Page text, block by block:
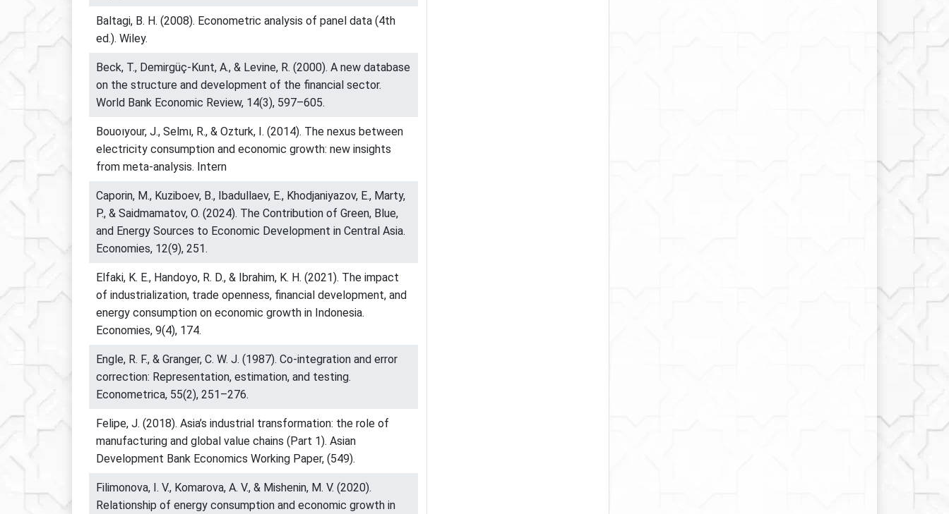
Baltagi, B. H. (2008). Econometric analysis of panel data (4th
ed.). Wiley.
Beck, T., Demirgüç-Kunt, A., & Levine, R. (2000). A new database
on the structure and development of the financial sector.
World Bank Economic Review, 14(3), 597–605.
Bouoıyour, J., Selmı, R., & Ozturk, I. (2014). The nexus between
electricity consumption and economic growth: new insights
from meta-analysis. Intern
Caporin, M., Kuziboev, B., Ibadullaev, E., Khodjaniyazov, E., Marty,
P., & Saidmamatov, O. (2024). The Contribution of Green, Blue,
and Energy Sources to Economic Development in Central Asia.
Economies, 12(9), 251.
Elfaki, K. E., Handoyo, R. D., & Ibrahim, K. H. (2021). The impact
of industrialization, trade openness, financial development, and
energy consumption on economic growth in Indonesia.
Economies, 9(4), 174.
Engle, R. F., & Granger, C. W. J. (1987). Co-integration and error
correction: Representation, estimation, and testing.
Econometrica, 55(2), 251–276.
Felipe, J. (2018). Asia’s industrial transformation: the role of
manufacturing and global value chains (Part 1). Asian
Development Bank Economics Working Paper, (549).
Filimonova, I. V., Komarova, A. V., & Mishenin, M. V. (2020).
Relationship of energy consumption and economic growth in